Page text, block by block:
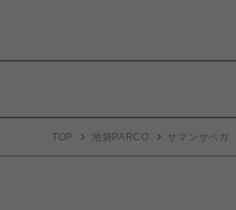
TOP 池袋PARCO サマンサベガ